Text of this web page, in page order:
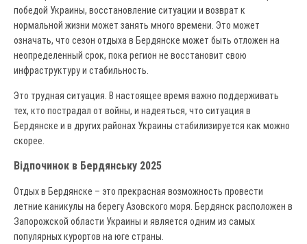
победой Украины, восстановление ситуации и возврат к
нормальной жизни может занять много времени. Это может
означать, что сезон отдыха в Бердянске может быть отложен на
неопределенный срок, пока регион не восстановит свою
инфраструктуру и стабильность.
Это трудная ситуация. В настоящее время важно поддерживать
тех, кто пострадал от войны, и надеяться, что ситуация в
Бердянске и в других районах Украины стабилизируется как можно
скорее.
Відпочинок в Бердянську 2025
Отдых в Бердянске – это прекрасная возможность провести
летние каникулы на берегу Азовского моря. Бердянск расположен в
Запорожской области Украины и является одним из самых
популярных курортов на юге страны.